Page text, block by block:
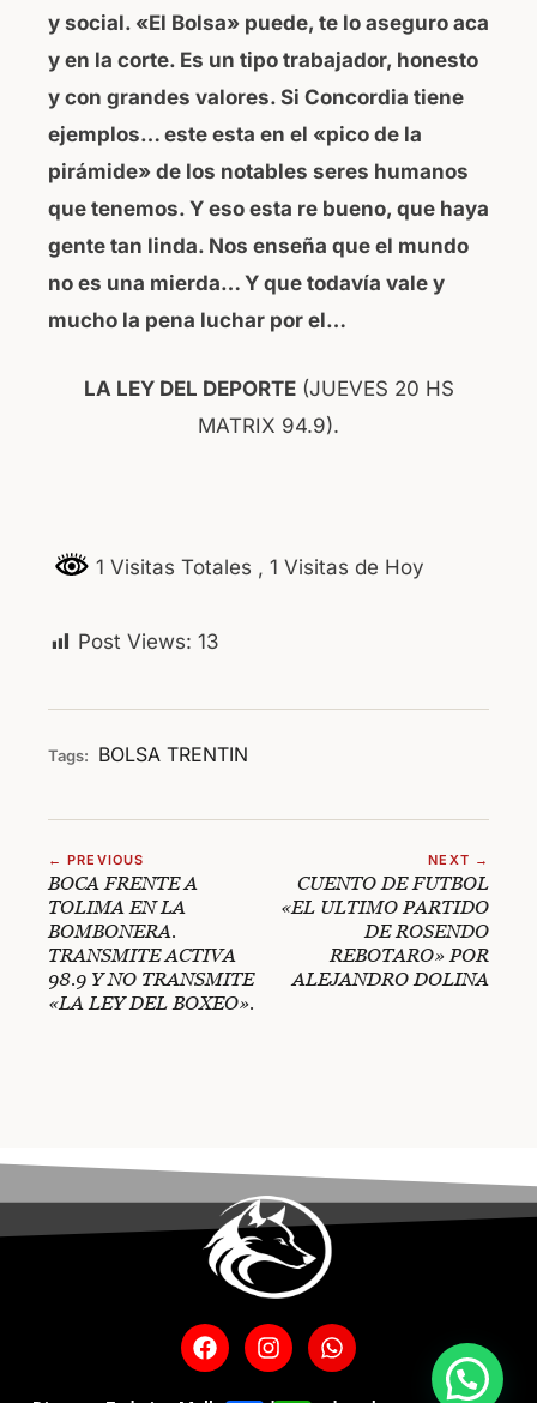
y social. «El Bolsa» puede, te lo aseguro aca
y en la corte. Es un tipo trabajador, honesto
y con grandes valores. Si Concordia tiene
ejemplos… este esta en el «pico de la
pirámide» de los notables seres humanos
que tenemos. Y eso esta re bueno, que haya
gente tan linda. Nos enseña que el mundo
no es una mierda… Y que todavía vale y
mucho la pena luchar por el…
LA LEY DEL DEPORTE(JUEVES 20 HS
MATRIX 94.9).
1 Visitas Totales , 1 Visitas de Hoy
Post Views: 13
Tags: BOLSA TRENTIN
← PREVIOUS
BOCA FRENTE A
TOLIMA EN LA
BOMBONERA.
TRANSMITE ACTIVA
98.9 Y NO TRANSMITE
«LA LEY DEL BOXEO».
NEXT →
CUENTO DE FUTBOL
«EL ULTIMO PARTIDO
DE ROSENDO
REBOTARO» POR
ALEJANDRO DOLINA